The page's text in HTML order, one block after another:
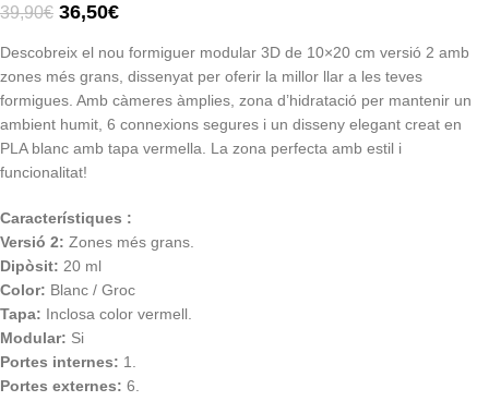
39,90€ 36,50€
Descobreix el nou formiguer modular 3D de 10×20 cm versió 2 amb
zones més grans, dissenyat per oferir la millor llar a les teves
formigues. Amb càmeres àmplies, zona d’hidratació per mantenir un
ambient humit, 6 connexions segures i un disseny elegant creat en
PLA blanc amb tapa vermella. La zona perfecta amb estil i
funcionalitat!
Característiques :
Versió 2: Zones més grans.
Dipòsit: 20 ml
Color: Blanc / Groc
Tapa: Inclosa color vermell.
Modular: Si
Portes internes: 1.
Portes externes: 6.